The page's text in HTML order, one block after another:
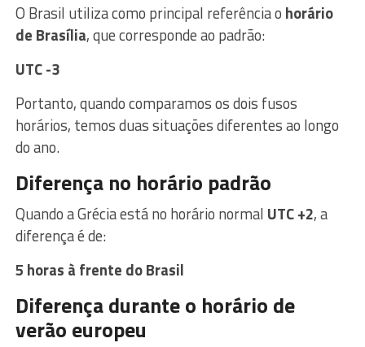
O Brasil utiliza como principal referência o horário
de Brasília, que corresponde ao padrão:
UTC -3
Portanto, quando comparamos os dois fusos
horários, temos duas situações diferentes ao longo
do ano.
Diferença no horário padrão
Quando a Grécia está no horário normal UTC +2, a
diferença é de:
5 horas à frente do Brasil
Diferença durante o horário de
verão europeu